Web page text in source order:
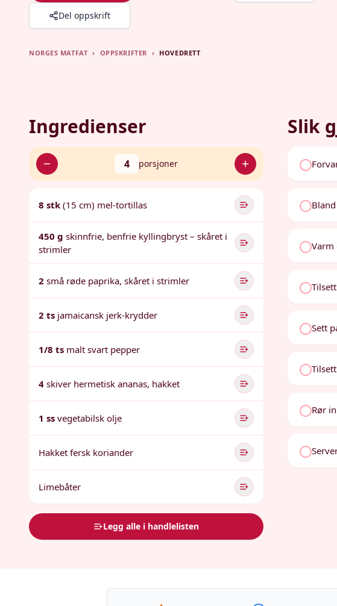
Del oppskrift
NORGES MATFAT › OPPSKRIFTER › HOVEDRETT
Ingredienser
4 porsjoner
8 stk (15 cm) mel-tortillas
450 g skinnfrie, benfrie kyllingbryst – skåret i
strimler
2 små røde paprika, skåret i strimler
2 ts jamaicansk jerk-krydder
1/8 ts malt svart pepper
4 skiver hermetisk ananas, hakket
1 ss vegetabilsk olje
Hakket fersk koriander
Limebåter
Legg alle i handlelisten
Slik
Varm
Sett
Rør